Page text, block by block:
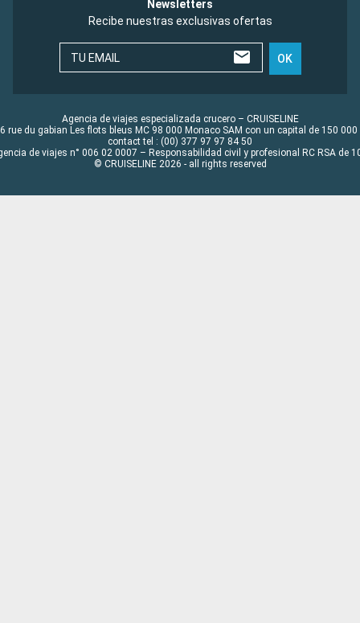
Newsletters
Recibe nuestras exclusivas ofertas
TU EMAIL OK
Agencia de viajes especializada crucero – CRUISELINE
rue du gabian Les flots bleus MC 98 000 Monaco SAM con un capital de 150 000
contact tel : (00) 377 97 97 84 50
de viajes n° 006 02 0007 – Responsabilidad civil y profesional RC RSA de
© CRUISELINE 2026 - all rights reserved